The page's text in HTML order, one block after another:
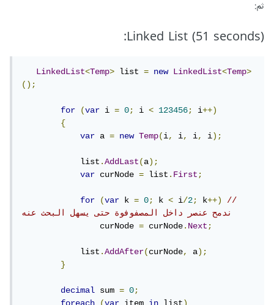
ثم:
(Linked List (51 seconds:
LinkedList<Temp> list = new LinkedList<Temp>
();
for (var i = 0; i < 123456; i++)
{
var a = new Temp(i, i, i, i);
            list
.AddLast(a);
var curNode = list.First;
for (var k = 0; k < i/2; k++)
//
ندمح عنصر داخل المصفوفوة حتى يسهل البحث عنه
                curNode
= curNode.Next;
            list
.AddAfter(curNode, a);
}
decimal sum = 0;